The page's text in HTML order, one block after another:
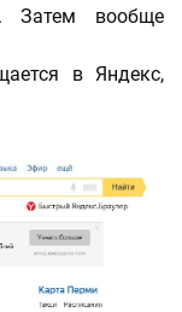
Затем вообще
в Яндекс,